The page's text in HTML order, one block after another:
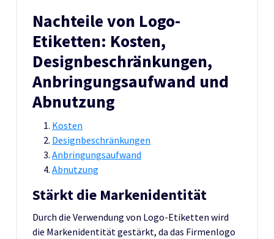
Nachteile von Logo-
Etiketten: Kosten,
Designbeschränkungen,
Anbringungsaufwand und
Abnutzung
Kosten
Designbeschränkungen
Anbringungsaufwand
Abnutzung
Stärkt die Markenidentität
Durch die Verwendung von Logo-Etiketten wird
die Markenidentität gestärkt, da das Firmenlogo